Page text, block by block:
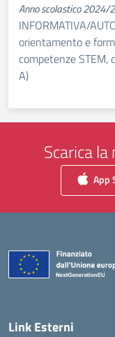
Anno scolastico 2024/
INFORMATIVA/
orientamento e
competenze STEM,
A)
Scarica
App
Link Esterni